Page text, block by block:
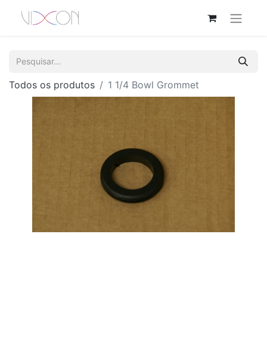
Todos os produtos 1 1/4 Bowl Grommet